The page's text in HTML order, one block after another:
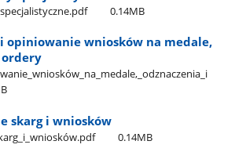
0.14MB
opiniowanie wniosków na medale,
ordery
skarg i wniosków
0.14MB